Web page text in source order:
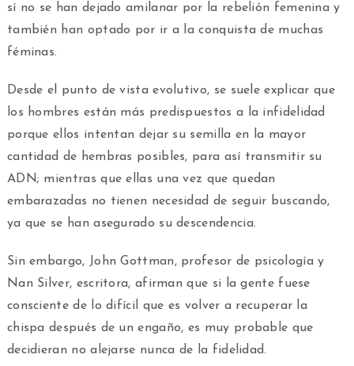
sí no se han dejado amilanar por la rebelión femenina y
también han optado por ir a la conquista de muchas
féminas.
Desde el punto de vista evolutivo, se suele explicar que
los hombres están más predispuestos a la infidelidad
porque ellos intentan dejar su semilla en la mayor
cantidad de hembras posibles, para así transmitir su
ADN; mientras que ellas una vez que quedan
embarazadas no tienen necesidad de seguir buscando,
ya que se han asegurado su descendencia.
Sin embargo, John Gottman, profesor de psicología y
Nan Silver, escritora, afirman que si la gente fuese
consciente de lo difícil que es volver a recuperar la
chispa después de un engaño, es muy probable que
decidieran no alejarse nunca de la fidelidad.